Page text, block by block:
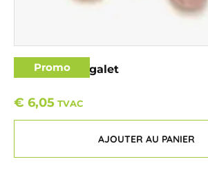
Promo
Quartz Rose galet
€ 6,05 TVAC
AJOUTER AU PANIER